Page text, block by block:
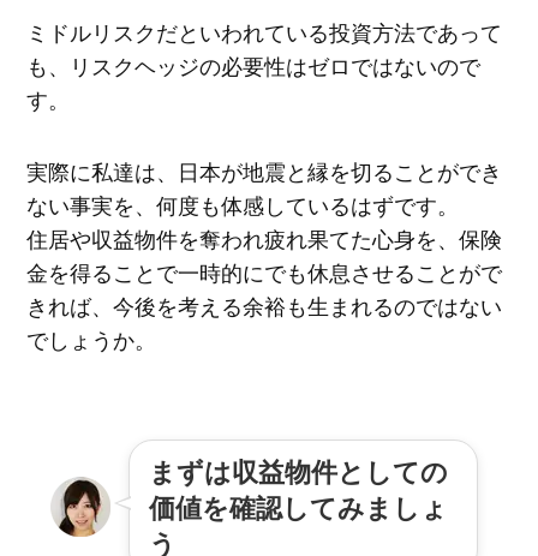
ミドルリスクだといわれている投資方法であって
も、リスクヘッジの必要性はゼロではないので
す。
実際に私達は、日本が地震と縁を切ることができ
ない事実を、何度も体感しているはずです。
住居や収益物件を奪われ疲れ果てた心身を、保険
金を得ることで一時的にでも休息させることがで
きれば、今後を考える余裕も生まれるのではない
でしょうか。
まずは収益物件としての
価値を確認してみましょ
う